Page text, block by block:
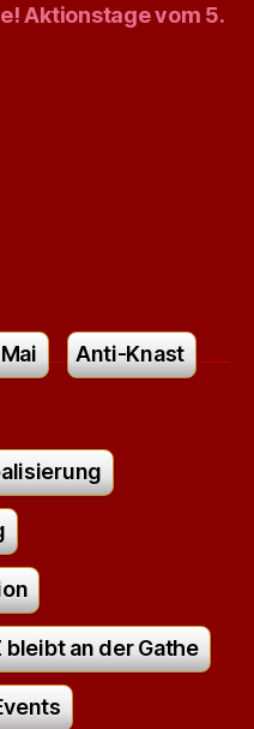
Aktionstage vom 5.
Anti-Knast
bleibt an der Gathe